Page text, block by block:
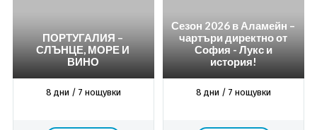
ПОРТУГАЛИЯ –
СЛЪНЦЕ, МОРЕ И
ВИНО
8 дни / 7 нощувки
Сезон 2026 в Аламейн –
чартъри директно от
София - Лукс и
история!
8 дни / 7 нощувки